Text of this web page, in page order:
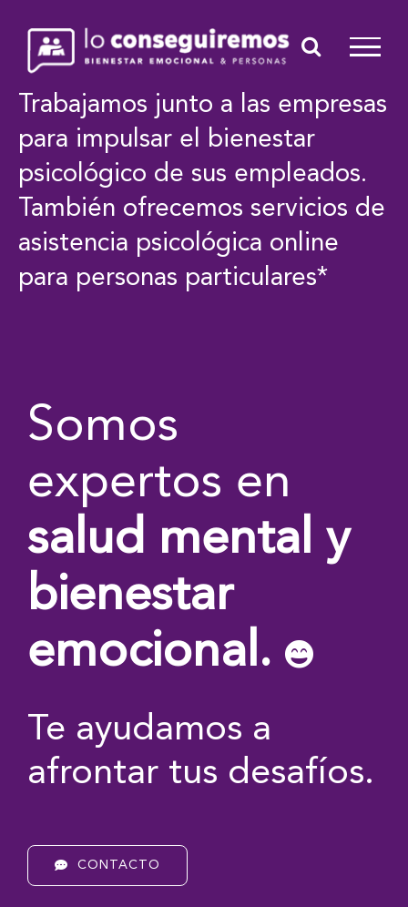
contenido
Trabajamos junto a las empresas
para impulsar el bienestar
psicológico de sus empleados.
También ofrecemos servicios de
asistencia psicológica online
para personas particulares*
Somos
expertos en
salud mental y
bienestar
emocional.
Te ayudamos a
afrontar tus desafíos.
CONTACTO